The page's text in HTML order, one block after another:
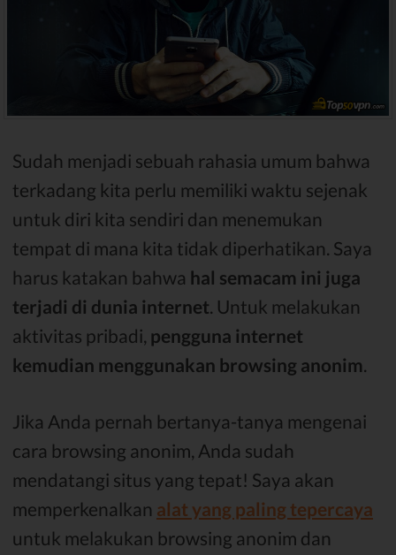
Sudah menjadi sebuah rahasia umum bahwa
terkadang kita perlu memiliki waktu sejenak
untuk diri kita sendiri dan menemukan
tempat di mana kita tidak diperhatikan. Saya
harus katakan bahwa hal semacam ini juga
terjadi di dunia internet . Untuk melakukan
aktivitas pribadi, pengguna internet
kemudian menggunakan browsing anonim
Jika Anda pernah bertanya-tanya mengenai
cara browsing anonim, Anda sudah
mendatangi situs yang tepat! Saya akan
memperkenalkan alat yang paling tepercaya
untuk melakukan browsing anonim dan